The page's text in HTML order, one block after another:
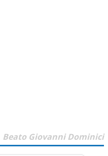
Beato Giovanni Dominici